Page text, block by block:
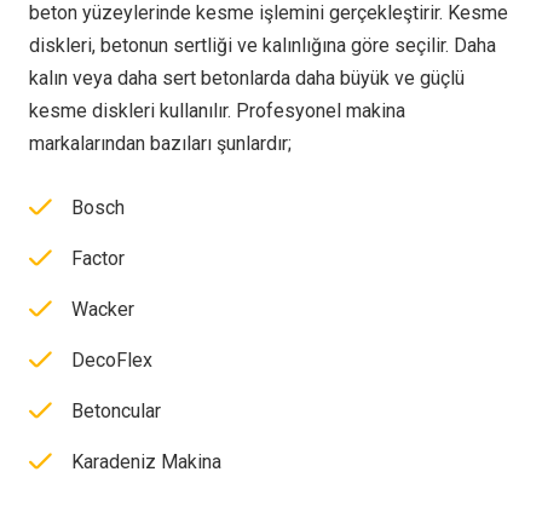
beton yüzeylerinde kesme işlemini gerçekleştirir. Kesme
diskleri, betonun sertliği ve kalınlığına göre seçilir. Daha
kalın veya daha sert betonlarda daha büyük ve güçlü
kesme diskleri kullanılır. Profesyonel makina
markalarından bazıları şunlardır;
Bosch
Factor
Wacker
DecoFlex
Betoncular
Karadeniz Makina